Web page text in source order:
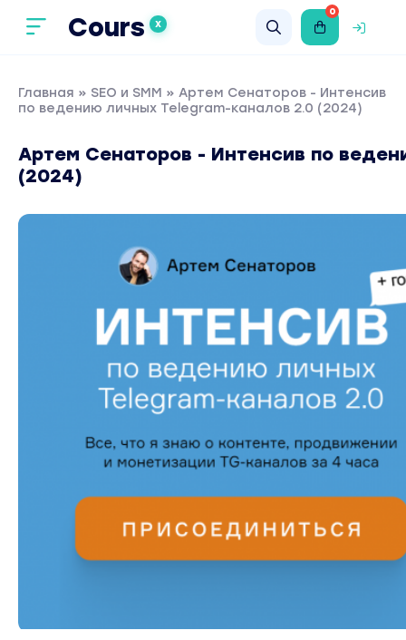
Cours X
0
Главная » SEO и SMM » Артем Сенаторов - Интенсив
по ведению личных Telegram-каналов 2.0 (2024)
Артем Сенаторов - Интенсив по
(2024)